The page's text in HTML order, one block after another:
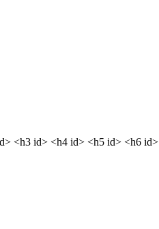
<h3 id> <h4 id> <h5 id> <h6 id>